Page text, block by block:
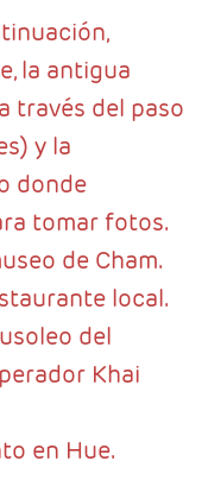
la antigua
través del paso
y la
donde
tomar fotos.
de Cham.
local.
del
Khai
en Hue.